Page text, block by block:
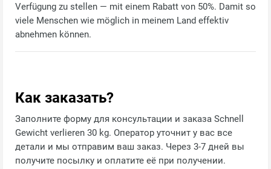
Verfügung zu stellen — mit einem Rabatt von 50%. Damit so
viele Menschen wie möglich in meinem Land effektiv
abnehmen können.
Как заказать?
Заполните форму для консультации и заказа Schnell
Gewicht verlieren 30 kg. Оператор уточнит у вас все
детали и мы отправим ваш заказ. Через 3-7 дней вы
получите посылку и оплатите её при получении.